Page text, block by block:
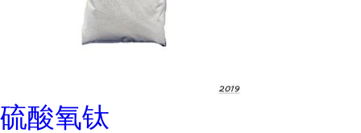
硫酸氧钛